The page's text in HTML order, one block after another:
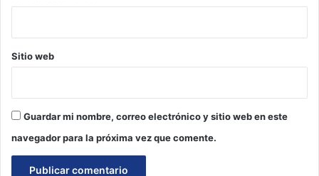
Sitio web
Guardar mi nombre, correo electrónico y sitio web en este
navegador para la próxima vez que comente.